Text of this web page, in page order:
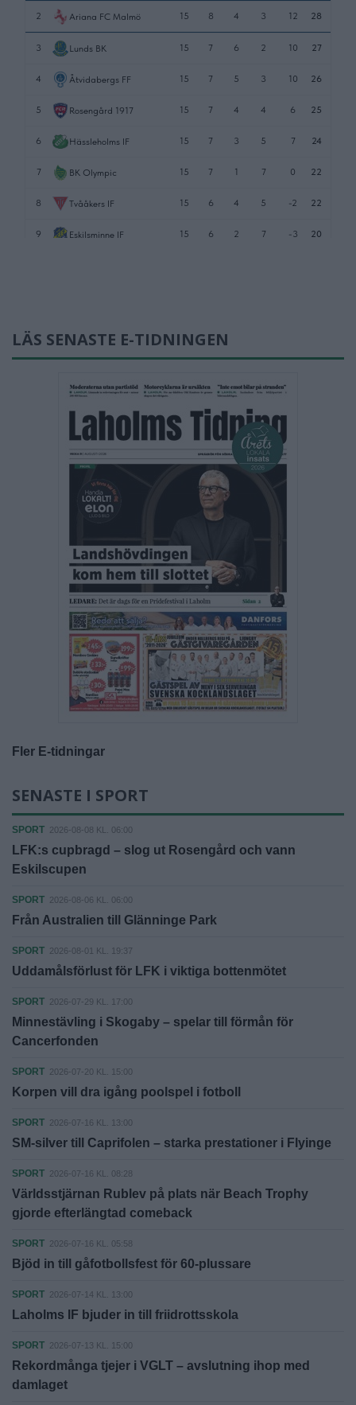
LÄS SENASTE E-TIDNINGEN
Fler E-tidningar
SENASTE I SPORT
SPORT 2026-08-08 KL. 06:00
LFK:s cupbragd – slog ut Rosengård och vann
Eskilscupen
SPORT 2026-08-06 KL. 06:00
Från Australien till Glänninge Park
SPORT 2026-08-01 KL. 19:37
Uddamålsförlust för LFK i viktiga bottenmötet
SPORT 2026-07-29 KL. 17:00
Minnestävling i Skogaby – spelar till förmån för
Cancerfonden
SPORT 2026-07-20 KL. 15:00
Korpen vill dra igång poolspel i fotboll
SPORT 2026-07-16 KL. 13:00
SM-silver till Caprifolen – starka prestationer i Flyinge
SPORT 2026-07-16 KL. 08:28
Världsstjärnan Rublev på plats när Beach Trophy
gjorde efterlängtad comeback
SPORT 2026-07-16 KL. 05:58
Bjöd in till gåfotbollsfest för 60-plussare
SPORT 2026-07-14 KL. 13:00
Laholms IF bjuder in till friidrottsskola
SPORT 2026-07-13 KL. 15:00
Rekordmånga tjejer i VGLT – avslutning ihop med
damlaget